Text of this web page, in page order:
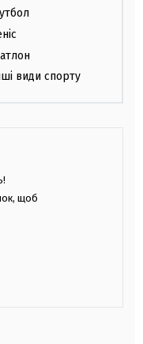
види спорту
щоб